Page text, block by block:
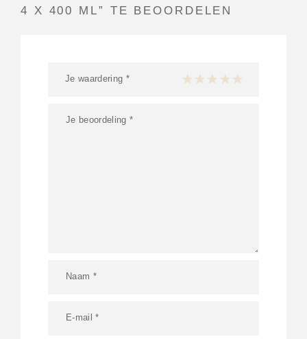
4 X 400 ML” TE BEOORDELEN
Je waardering * 1 van de 5 sterren
2 van de 5 sterren
3 van de 5 sterren
4 van de 5 sterren